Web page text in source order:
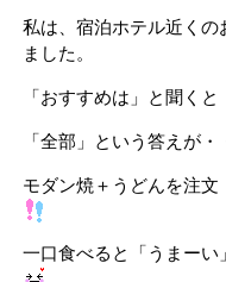
私は、宿泊ホテル近くの
ました。
「おすすめは」と聞くと
「全部」という答えが
モダン焼＋うどんを注文
一口食べると「うまーい